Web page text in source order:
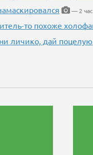
— 2
то похоже
личико, дай поцелую